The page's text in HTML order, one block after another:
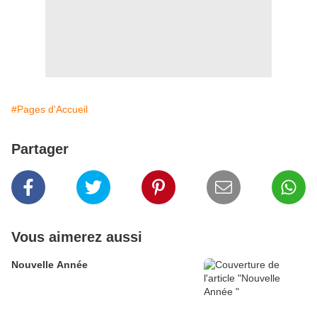
#Pages d'Accueil
Partager
Vous aimerez aussi
Nouvelle Année